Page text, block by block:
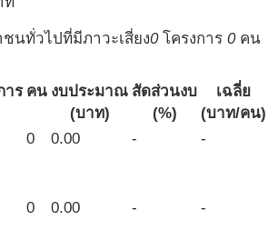
นทั่วไปที่มีภาวะเสี่ยง0โครงการ 0คน
าร คน งบประมาณ
(บาท)
สัดส่วนงบ
(%)
เฉลี่ย
(บาท/คน)
0 0.00 - -
0 0.00 - -